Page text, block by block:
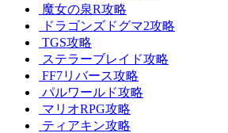
魔女の泉R攻略
ドラゴンズドグマ2攻略
TGS攻略
ステラーブレイド攻略
FF7リバース攻略
パルワールド攻略
マリオRPG攻略
ティアキン攻略